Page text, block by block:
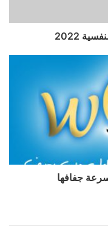
2022
جفافها